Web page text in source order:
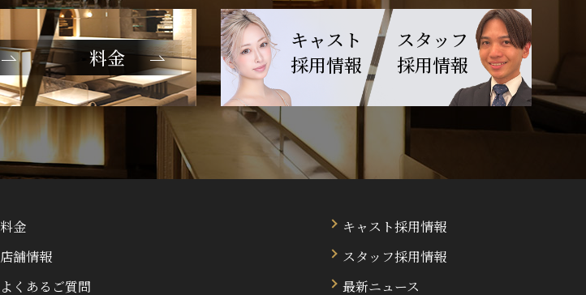
料金
キャスト
採用情報
スタッフ
採用情報
料金
店舗情報
よくあるご質問
キャスト採用情報
スタッフ採用情報
最新ニュース